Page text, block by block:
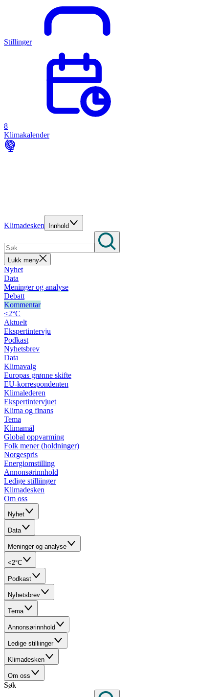
Stillinger
8
Klimakalender
Klimadesken Innhold
Lukk meny
Nyhet
Data
Meninger og analyse
Debatt
Kommentar
<2°C
Aktuelt
Ekspertintervju
Podkast
Nyhetsbrev
Data
Klimavalg
Europas grønne skifte
EU-korrespondenten
Klimalederen
Ekspertintervjuet
Klima og finans
Tema
Klimamål
Global oppvarming
Folk mener (holdninger)
Norgespris
Energiomstilling
Annonsørinnhold
Ledige stilliinger
Klimadesken
Om oss
Nyhet
Data
Meninger og analyse
<2°C
Podkast
Nyhetsbrev
Tema
Annonsørinnhold
Ledige stilliinger
Klimadesken
Om oss
Søk